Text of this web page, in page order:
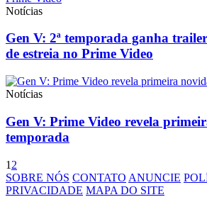
Notícias
Gen V: 2ª temporada ganha
de estreia no Prime Video
Notícias
Gen V: Prime Video revela
temporada
1 2
SOBRE NÓS CONTATO ANUNCIE
PRIVACIDADE MAPA DO SITE